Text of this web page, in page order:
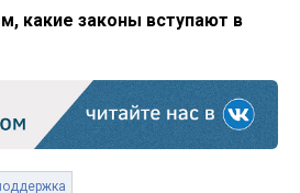
какие законы вступают в